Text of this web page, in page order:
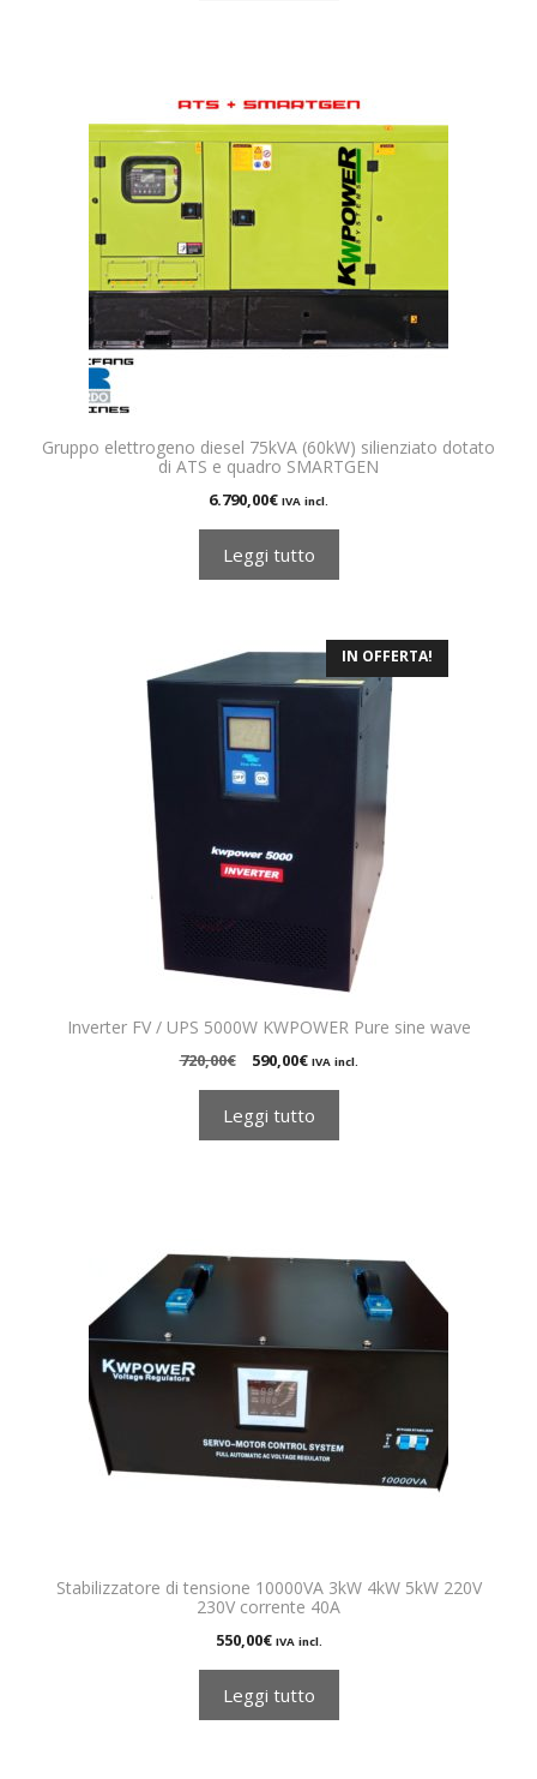
Gruppo elettrogeno diesel 75kVA (60kW) silienziato dotato
di ATS e quadro SMARTGEN
6.790,00€ IVA incl.
Leggi tutto
IN OFFERTA!
Inverter FV / UPS 5000W KWPOWER Pure sine wave
720,00€
Il
era:
590,00€Il
è:
IVA incl.
Leggi tutto
Stabilizzatore di tensione 10000VA 3kW 4kW 5kW 220V
230V corrente 40A
550,00€ IVA incl.
Leggi tutto